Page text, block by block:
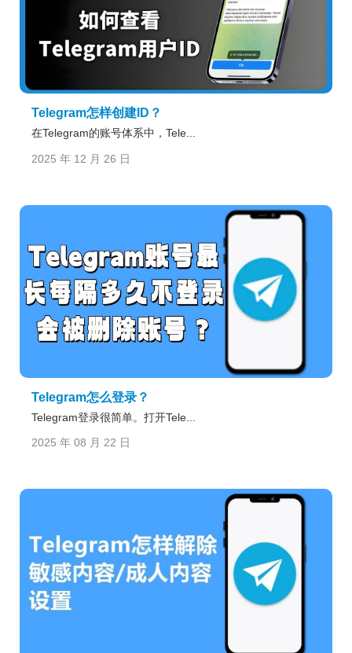
Telegram怎样创建ID？
在Telegram的账号体系中，Tele...
2025 年 12 月 26 日
Telegram怎么登录？
Telegram登录很简单。打开Tele...
2025 年 08 月 22 日